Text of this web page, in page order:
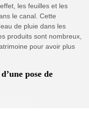
les feuilles et les
le canal. Cette
de pluie dans les
produits sont nombreux,
pour avoir plus
pose de